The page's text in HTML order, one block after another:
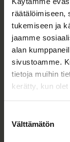
räätälöimiseen,
tukemiseen ja
jaamme
alan
sivustoamme.
tietoja muihin
kerätty, kun
valinta
Välttämätön
Etunimi
Sukunimi *
Sähköpostiosoite